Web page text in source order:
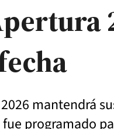
mantendrá
programado